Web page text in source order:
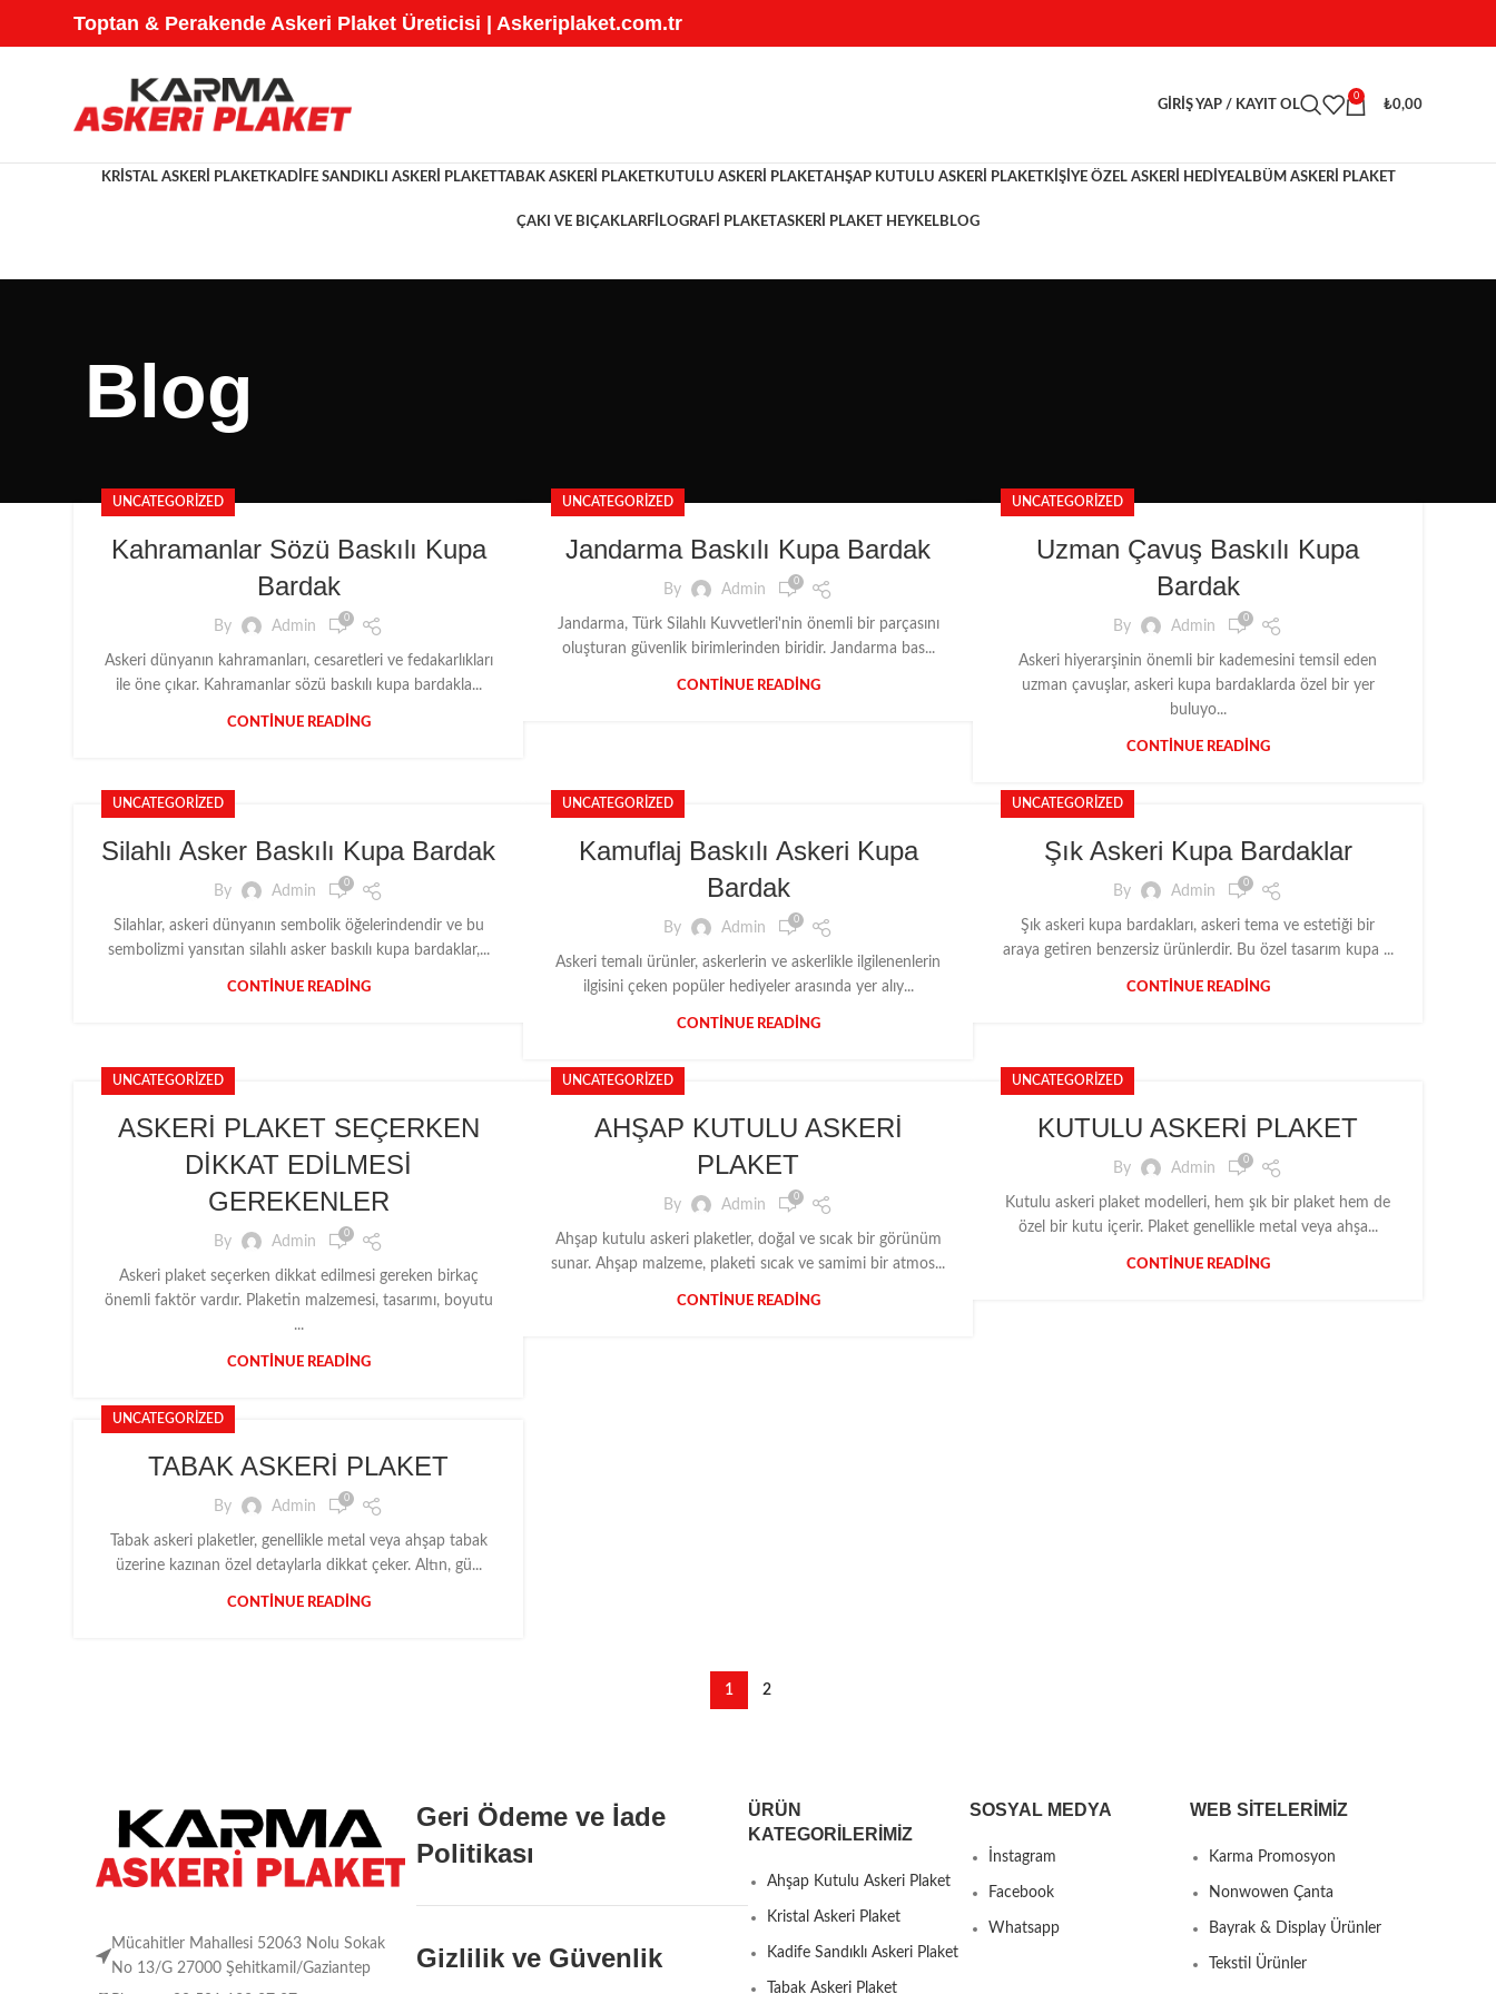
Toptan & Perakende Askeri Plaket Üreticisi | Askeriplaket.com.tr
GIRIŞ YAP / KAYIT OL
0
₺0,00
KRISTAL ASKERI PLAKETKADIFE SANDIKLI ASKERI PLAKETTABAK ASKERI PLAKETKUTULU ASKERI PLAKETAHŞAP KUTULU ASKERI PLAKETKİŞİYE ÖZEL ASKERİ HEDİYEALBÜM ASKERI PLAKET
ÇAKI VE BIÇAKLARFILOGRAFI PLAKETASKERI PLAKET HEYKELBLOG
Blog
UNCATEGORIZED
Kahramanlar Sözü Baskılı Kupa
Bardak
By Admin 0
Askeri dünyanın kahramanları, cesaretleri ve fedakarlıkları
ile öne çıkar. Kahramanlar sözü baskılı kupa bardakla...
CONTINUE READING
UNCATEGORIZED
Jandarma Baskılı Kupa Bardak
By Admin 0
Jandarma, Türk Silahlı Kuvvetleri'nin önemli bir parçasını
oluşturan güvenlik birimlerinden biridir. Jandarma bas...
CONTINUE READING
UNCATEGORIZED
Uzman Çavuş Baskılı Kupa
Bardak
By Admin 0
Askeri hiyerarşinin önemli bir kademesini temsil eden
uzman çavuşlar, askeri kupa bardaklarda özel bir yer
buluyo...
CONTINUE READING
UNCATEGORIZED
Silahlı Asker Baskılı Kupa Bardak
By Admin 0
Silahlar, askeri dünyanın sembolik öğelerindendir ve bu
sembolizmi yansıtan silahlı asker baskılı kupa bardaklar,...
CONTINUE READING
UNCATEGORIZED
Kamuflaj Baskılı Askeri Kupa
Bardak
By Admin 0
Askeri temalı ürünler, askerlerin ve askerlikle ilgilenenlerin
ilgisini çeken popüler hediyeler arasında yer alıy...
CONTINUE READING
UNCATEGORIZED
Şık Askeri Kupa Bardaklar
By Admin 0
Şık askeri kupa bardakları, askeri tema ve estetiği bir
araya getiren benzersiz ürünlerdir. Bu özel tasarım kupa ...
CONTINUE READING
UNCATEGORIZED
ASKERİ PLAKET SEÇERKEN
DİKKAT EDİLMESİ
GEREKENLER
By Admin 0
Askeri plaket seçerken dikkat edilmesi gereken birkaç
önemli faktör vardır. Plaketin malzemesi, tasarımı, boyutu
...
CONTINUE READING
UNCATEGORIZED
AHŞAP KUTULU ASKERİ
PLAKET
By Admin 0
Ahşap kutulu askeri plaketler, doğal ve sıcak bir görünüm
sunar. Ahşap malzeme, plaketi sıcak ve samimi bir atmos...
CONTINUE READING
UNCATEGORIZED
KUTULU ASKERİ PLAKET
By Admin 0
Kutulu askeri plaket modelleri, hem şık bir plaket hem de
özel bir kutu içerir. Plaket genellikle metal veya ahşa...
CONTINUE READING
UNCATEGORIZED
TABAK ASKERİ PLAKET
By Admin 0
Tabak askeri plaketler, genellikle metal veya ahşap tabak
üzerine kazınan özel detaylarla dikkat çeker. Altın, gü...
CONTINUE READING
1 2
Mücahitler Mahallesi 52063 Nolu Sokak
No 13/G 27000 Şehitkamil/Gaziantep
Geri Ödeme ve İade
Politikası
Gizlilik ve Güvenlik
ÜRÜN
KATEGORILERIMIZ
Ahşap Kutulu Askeri Plaket
Kristal Askeri Plaket
Kadife Sandıklı Askeri Plaket
Tabak Askeri Plaket
SOSYAL MEDYA
İnstagram
Facebook
Whatsapp
WEB SITELERIMIZ
Karma Promosyon
Nonwowen Çanta
Bayrak & Display Ürünler
Tekstil Ürünler